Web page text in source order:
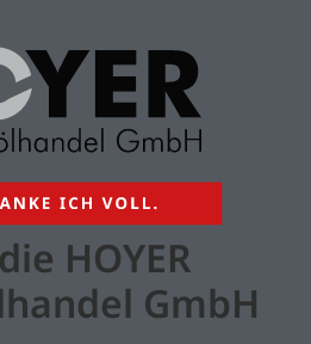
HOYER
GmbH